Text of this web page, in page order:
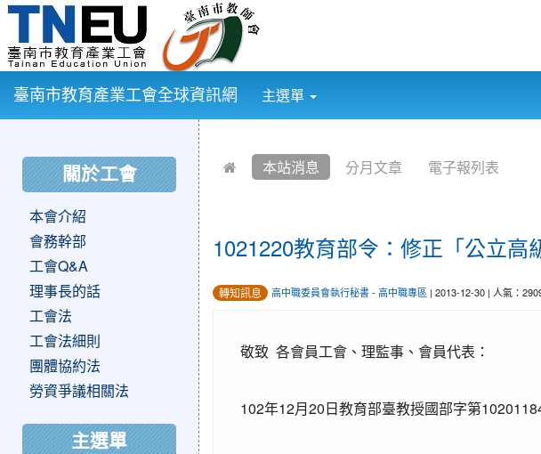
臺南市教育產業工會全球資訊網 主選單
本站消息 分月文章 電子報列表
1021220教育部令：修正「公立
轉知訊息 高中職委員會執行秘書- 高中職專區 | 2013-12-30 | 人氣：
敬致 各會員工會、理監事、會員代表：
102年12月20日教育部臺教授國部字第
關於工會
本會介紹
會務幹部
工會Q&A
理事長的話
工會法
工會法細則
團體協約法
勞資爭議相關法
主選單